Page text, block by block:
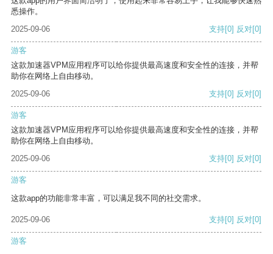
悉操作。
2025-09-06
支持[0] 反对[0]
游客
这款加速器VPM应用程序可以给你提供最高速度和安全性的连接，并帮
助你在网络上自由移动。
2025-09-06
支持[0] 反对[0]
游客
这款加速器VPM应用程序可以给你提供最高速度和安全性的连接，并帮
助你在网络上自由移动。
2025-09-06
支持[0] 反对[0]
游客
这款app的功能非常丰富，可以满足我不同的社交需求。
2025-09-06 支持[0] 反对[0]
游客